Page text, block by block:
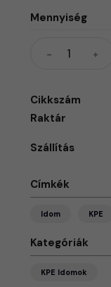
Mennyiség
Cikkszám
Raktár
Szállítás
Címkék
Idom KPE
Kategóriák
KPE Idomok